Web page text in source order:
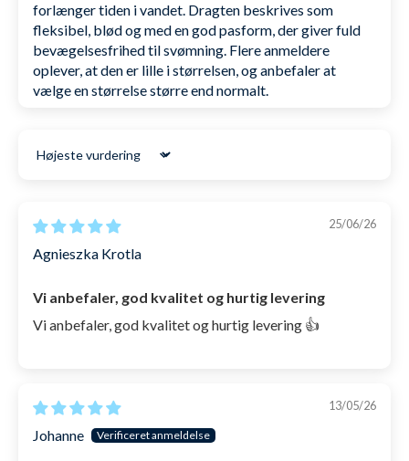
forlænger tiden i vandet. Dragten beskrives som
fleksibel, blød og med en god pasform, der giver fuld
bevægelsesfrihed til svømning. Flere anmeldere
oplever, at den er lille i størrelsen, og anbefaler at
vælge en størrelse større end normalt.
Sort by
25/06/26
Agnieszka Krotla
Vi anbefaler, god kvalitet og hurtig levering
Vi anbefaler, god kvalitet og hurtig levering 👍
13/05/26
Johanne